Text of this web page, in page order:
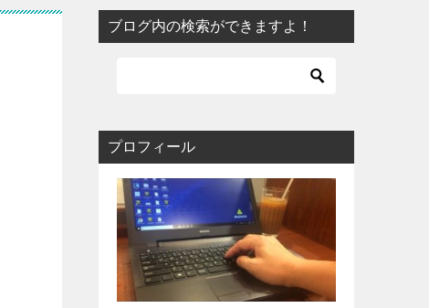
ブログ内の検索ができますよ！
プロフィール